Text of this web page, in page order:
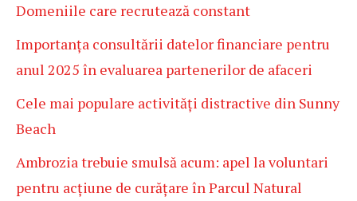
Domeniile care recrutează constant
Importanța consultării datelor financiare pentru
anul 2025 în evaluarea partenerilor de afaceri
Cele mai populare activități distractive din Sunny
Beach
Ambrozia trebuie smulsă acum: apel la voluntari
pentru acțiune de curățare în Parcul Natural